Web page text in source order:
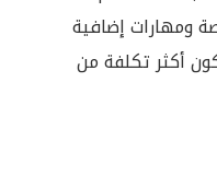
ومهارات إضافية
أكثر تكلفة من